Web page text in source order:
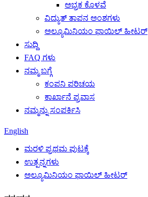
ಅಭ್ರಕ ಕೊಳವೆ
ವಿದ್ಯುತ್ ತಾಪನ ಅಂಶಗಳು
ಅಲ್ಯೂಮಿನಿಯಂ ಫಾಯಿಲ್ ಹೀಟರ್
ಸುದ್ದಿ
FAQ ಗಳು
ನಮ್ಮ ಬಗ್ಗೆ
ಕಂಪನಿ ಪರಿಚಯ
ಕಾರ್ಖಾನೆ ಪ್ರವಾಸ
ನಮ್ಮನ್ನು ಸಂಪರ್ಕಿಸಿ
English
ಮರಳಿ ಪ್ರಥಮ ಪುಟಕ್ಕೆ
ಉತ್ಪನ್ನಗಳು
ಅಲ್ಯೂಮಿನಿಯಂ ಫಾಯಿಲ್ ಹೀಟರ್